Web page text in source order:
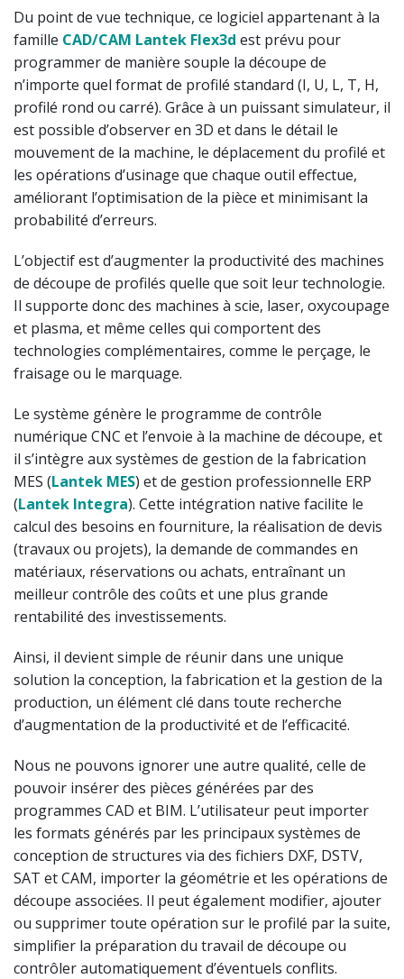
Du point de vue technique, ce logiciel appartenant à la
famille CAD/CAM Lantek Flex3d est prévu pour
programmer de manière souple la découpe de
n’importe quel format de profilé standard (I, U, L, T, H,
profilé rond ou carré). Grâce à un puissant simulateur, il
est possible d’observer en 3D et dans le détail le
mouvement de la machine, le déplacement du profilé et
les opérations d’usinage que chaque outil effectue,
améliorant l’optimisation de la pièce et minimisant la
probabilité d’erreurs.
L’objectif est d’augmenter la productivité des machines
de découpe de profilés quelle que soit leur technologie.
Il supporte donc des machines à scie, laser, oxycoupage
et plasma, et même celles qui comportent des
technologies complémentaires, comme le perçage, le
fraisage ou le marquage.
Le système génère le programme de contrôle
numérique CNC et l’envoie à la machine de découpe, et
il s’intègre aux systèmes de gestion de la fabrication
MES (Lantek MES) et de gestion professionnelle ERP
(Lantek Integra). Cette intégration native facilite le
calcul des besoins en fourniture, la réalisation de devis
(travaux ou projets), la demande de commandes en
matériaux, réservations ou achats, entraînant un
meilleur contrôle des coûts et une plus grande
rentabilité des investissements.
Ainsi, il devient simple de réunir dans une unique
solution la conception, la fabrication et la gestion de la
production, un élément clé dans toute recherche
d’augmentation de la productivité et de l’efficacité.
Nous ne pouvons ignorer une autre qualité, celle de
pouvoir insérer des pièces générées par des
programmes CAD et BIM. L’utilisateur peut importer
les formats générés par les principaux systèmes de
conception de structures via des fichiers DXF, DSTV,
SAT et CAM, importer la géométrie et les opérations de
découpe associées. Il peut également modifier, ajouter
ou supprimer toute opération sur le profilé par la suite,
simplifier la préparation du travail de découpe ou
contrôler automatiquement d’éventuels conflits.